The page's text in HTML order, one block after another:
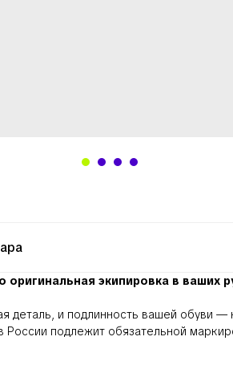
оригинальная экипировка в ваших
деталь, и подлинность вашей обуви —
России подлежит обязательной